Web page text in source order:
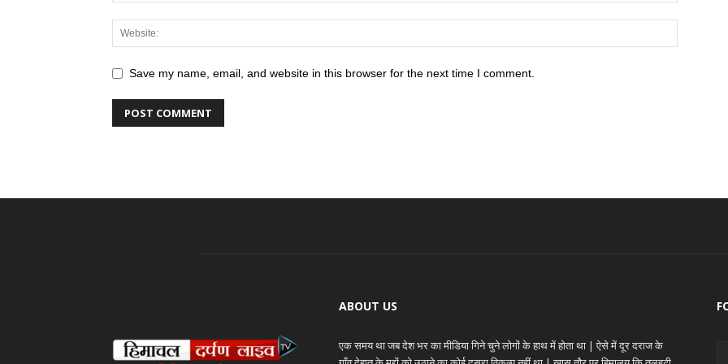
Save my name, email, and website in this browser for the next time I comment.
ABOUT US
एक समय था जब देश भर का मीडिया गिने चुने लोगों के हाथ में होता था | ऐसे में दूर दराज के